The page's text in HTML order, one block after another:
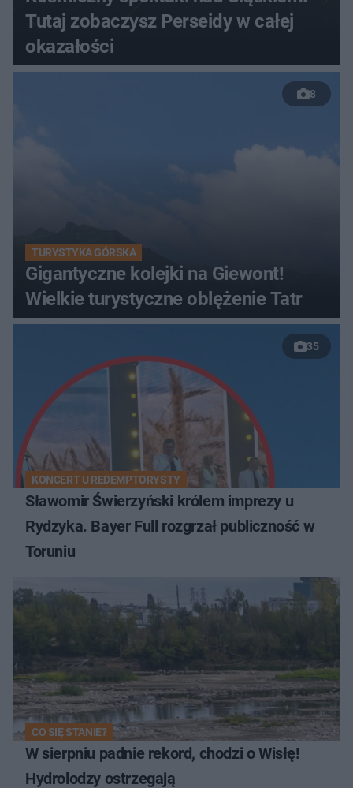
Tutaj zobaczysz Perseidy w całej
okazałości
8
TURYSTYKA GÓRSKA
Gigantyczne kolejki na Giewont!
Wielkie turystyczne oblężenie Tatr
35
KONCERT U REDEMPTORYSTY
Sławomir Świerzyński królem imprezy u
Rydzyka. Bayer Full rozgrzał publiczność w
Toruniu
CO SIĘ STANIE?
W sierpniu padnie rekord, chodzi o Wisłę!
Hydrolodzy ostrzegają